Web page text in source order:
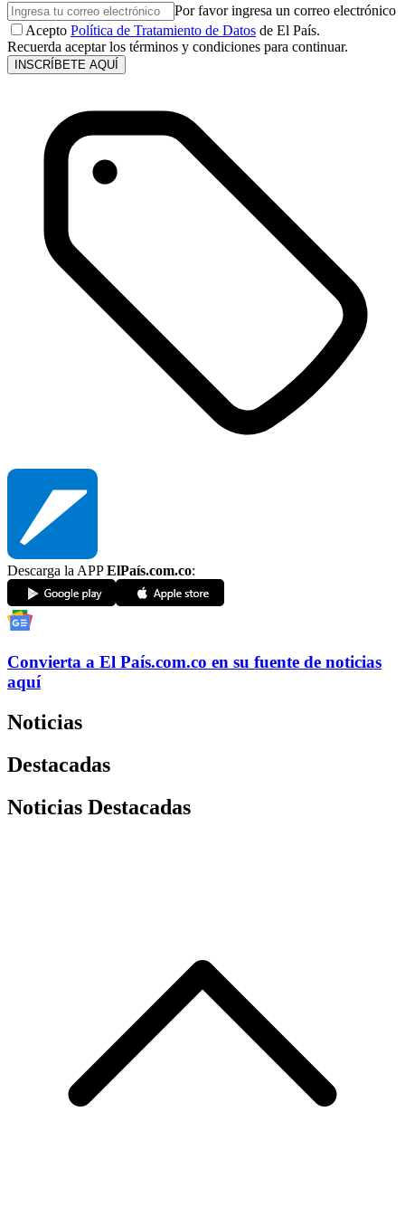
Por favor ingresa un correo electrónico
Acepto Política de Tratamiento de Datos de El País.
Recuerda aceptar los términos y condiciones para continuar.
INSCRÍBETE AQUÍ
Descarga la APPElPaís.com.co:
Convierta a El País.com.co en su fuente de noticias
aquí
Noticias
Destacadas
Noticias Destacadas